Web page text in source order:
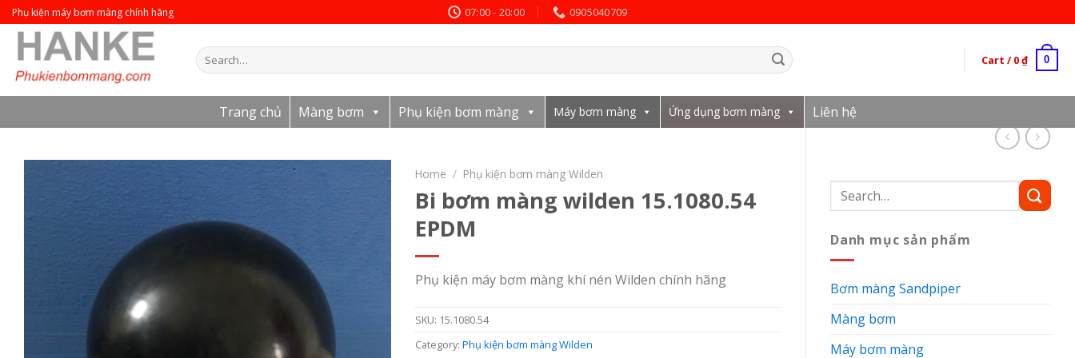
Skip
to
content
Phụ kiện máy bơm màng chính hãng 07:00 - 20:00 0905040709
Search
for:
Cart / 0₫ 0
Trang chủ Màng bơm Phụ kiện bơm màng Máy bơm màng Ứng dụng bơm màng Liên hệ
Search
for:
Danh mục sản phẩm
Bơm màng Sandpiper
Màng bơm
Máy bơm màng
Home / Phụ kiện bơm màng Wilden
Bi bơm màng wilden 15.1080.54
EPDM
Phụ kiện máy bơm màng khí nén Wilden chính hãng
SKU: 15.1080.54
Category: Phụ kiện bơm màng Wilden